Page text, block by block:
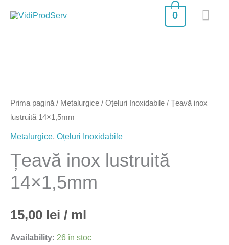
0
Prima pagină / Metalurgice / Oțeluri Inoxidabile / Țeavă inox
lustruită 14×1,5mm
Metalurgice, Oțeluri Inoxidabile
Țeavă inox lustruită
14×1,5mm
15,00 lei / ml
Availability: 26 în stoc
inox
lustruită
14x1,5mm